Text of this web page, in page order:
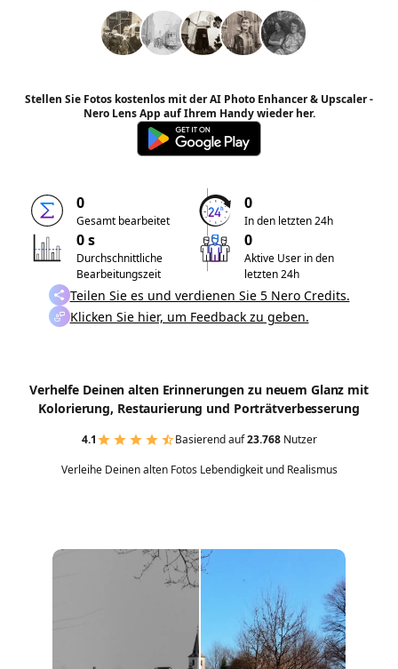
Stellen Sie Fotos kostenlos mit der AI Photo Enhancer & Upscaler -
Nero Lens App auf Ihrem Handy wieder her.
0
Gesamt bearbeitet
0
In den letzten 24h
0 s
Durchschnittliche
Bearbeitungszeit
0
Aktive User in den
letzten 24h
Teilen Sie es und verdienen Sie 5 Nero Credits.
Klicken Sie hier, um Feedback zu geben.
Verhelfe Deinen alten Erinnerungen zu neuem Glanz mit
Kolorierung, Restaurierung und Porträtverbesserung
4.1 Basierend auf23.768Nutzer
Verleihe Deinen alten Fotos Lebendigkeit und Realismus